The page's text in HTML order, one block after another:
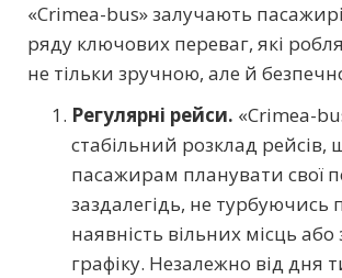
«Crimea-bus» залучають
ряду ключових переваг, які
не тільки зручною, але й
Регулярні рейси. «Crimea-
стабільний розклад рейсів,
пасажирам планувати свої
заздалегідь, не турбуючись
наявність вільних місць або
графіку. Незалежно від дня